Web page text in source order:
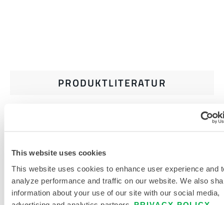
This website uses cookies
This website uses cookies to enhance user experience and
analyze performance and traffic on our website. We also
information about your use of our site with our social media,
PRODUKTLITERATUR
VERWANDTE DOKUMENTE
ITZESCHUTZKLEIDUNG